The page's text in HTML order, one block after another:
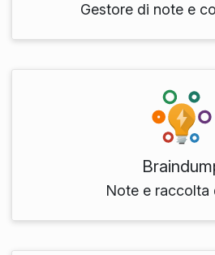
Gestore di note e
Note e raccolta